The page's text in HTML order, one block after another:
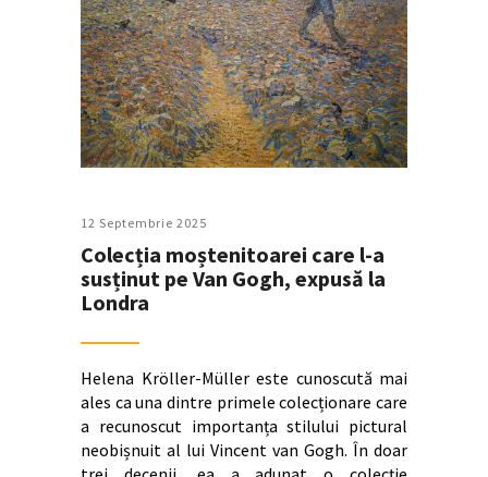
12 Septembrie 2025
Colecția moștenitoarei care l-a
susținut pe Van Gogh, expusă la
Londra
Helena Kröller-Müller este cunoscută mai
ales ca una dintre primele colecționare care
a recunoscut importanța stilului pictural
neobișnuit al lui Vincent van Gogh. În doar